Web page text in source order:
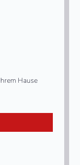
Hause